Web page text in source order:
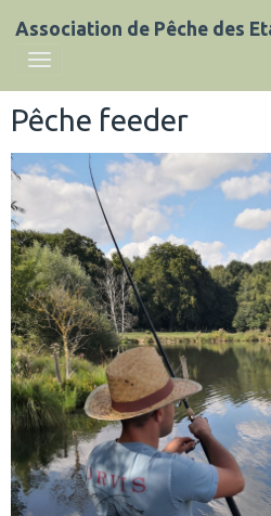
Association de Pêche des
Pêche feeder